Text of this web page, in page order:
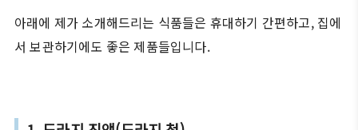
아래에 제가 소개해드리는 식품들은 휴대하기 간편하고, 집에
서 보관하기에도 좋은 제품들입니다.